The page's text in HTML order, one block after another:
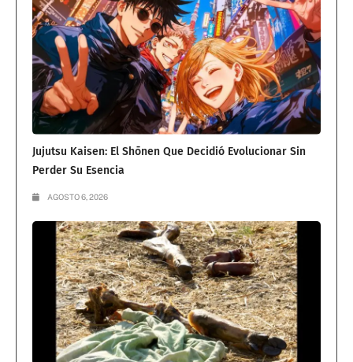
Jujutsu Kaisen: El Shōnen Que Decidió Evolucionar Sin
Perder Su Esencia
AGOSTO 6, 2026